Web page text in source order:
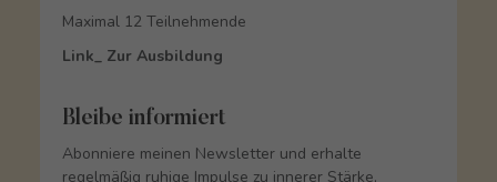
Maximal 12 Teilnehmende
Link_ Zur Ausbildung
Bleibe informiert
Abonniere meinen Newsletter und erhalte
regelmäßig ruhige Impulse zu innerer Stärke,